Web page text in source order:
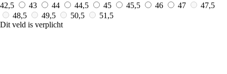
42,5
43 44 44,5 45 45,5 46 47
47,5
48,5
49,5 50,5
51,5
Dit veld is verplicht